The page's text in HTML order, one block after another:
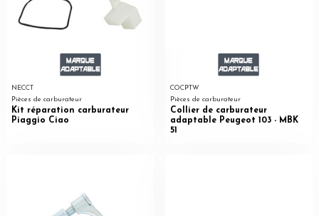
NECCT
Pièces de carburateur
Kit réparation carburateur
Piaggio Ciao
COCPTW
Pièces de carburateur
Collier de carburateur
adaptable Peugeot 103 - MBK
51